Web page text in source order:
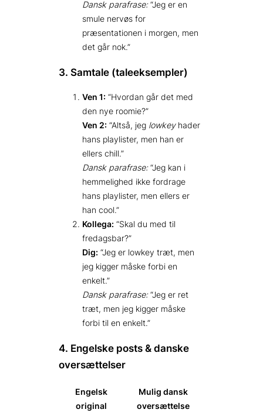
Dansk parafrase:“Jeg er en
smule nervøs for
præsentationen i morgen, men
det går nok.”
3. Samtale (taleeksempler)
Ven 1: “Hvordan går det med
den nye roomie?”
Ven 2: “Altså, jeg lowkeyhader
hans playlister, men han er
ellers chill.”
Dansk parafrase:“Jeg kan i
hemmelighed ikke fordrage
hans playlister, men ellers er
han cool.”
Kollega: “Skal du med til
fredagsbar?”
Dig: “Jeg er lowkey træt, men
jeg kigger måske forbi en
enkelt.”
Dansk parafrase:“Jeg er ret
træt, men jeg kigger måske
forbi til en enkelt.”
4. Engelske posts & danske
oversættelser
Engelsk
original
Mulig dansk
oversættelse